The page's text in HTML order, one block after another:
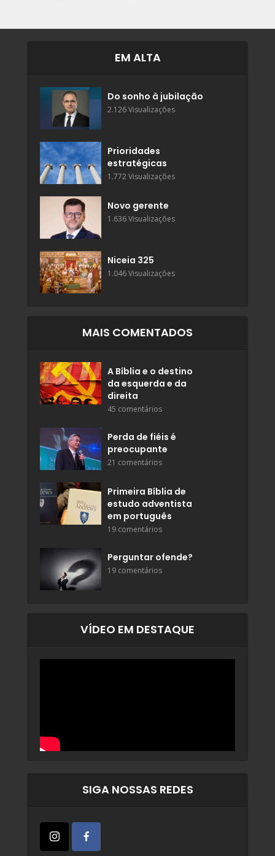
EM ALTA
Do sonho à jubilação
2.126 Visualizações
Prioridades
estratégicas
1.772 Visualizações
Novo gerente
1.636 Visualizações
Niceia 325
1.046 Visualizações
MAIS COMENTADOS
A Bíblia e o destino
da esquerda e da
direita
45 comentários
Perda de fiéis é
preocupante
21 comentários
Primeira Bíblia de
estudo adventista
em português
19 comentários
Perguntar ofende?
19 comentários
VÍDEO EM DESTAQUE
SIGA NOSSAS REDES